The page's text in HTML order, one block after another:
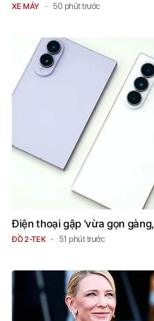
XE MÁY 50 phút trước
Điện thoại gập 'vừa gọn
ĐỒ 2-TEK 51 phút trước